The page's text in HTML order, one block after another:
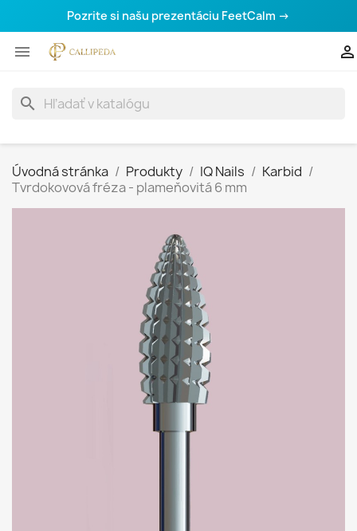
Pozrite si našu prezentáciu FeetCalm →
 
search
Úvodná stránka Produkty IQ Nails
Karbid
Tvrdokovová fréza - plameňovitá 6 mm